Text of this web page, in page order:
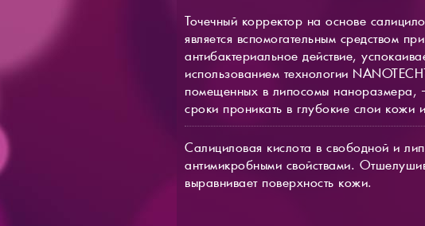
Точечный корректор на основе
является вспомогательным средством
антибактериальное действие,
использованием технологии
помещенных в липосомы наноразмера,
сроки проникать в глубокие слои кожи
Салициловая кислота в свободной и
антимикробными свойствами.
выравнивает поверхность кожи.